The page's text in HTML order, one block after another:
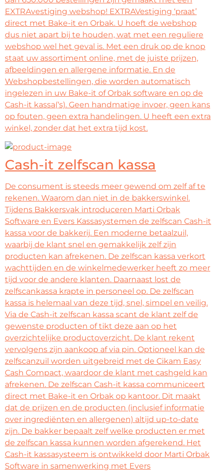
EXTRAvestiging webshop! EXTRAVestiging ‘praat’
direct met Bake-it en Orbak. U hoeft de webshop
dus niet apart bij te houden, wat met een reguliere
webshop wel het geval is. Met een druk op de knop
staat uw assortiment online, met de juiste prijzen,
afbeeldingen en allergene informatie. En de
Webshopbestellingen, die worden automatisch
ingelezen in uw Bake-it of Orbak software en op de
Cash-it kassa(‘s). Geen handmatige invoer, geen kans
op fouten, geen extra handelingen. U heeft een extra
winkel, zonder dat het extra tijd kost.
Cash-it zelfscan kassa
De consument is steeds meer gewend om zelf af te
rekenen. Waarom dan niet in de bakkerswinkel.
Tijdens Bakkersvak introduceren Marti Orbak
Software en Evers Kassasystemen de zelfscan Cash-it
kassa voor de bakkerij. Een moderne betaalzuil,
waarbij de klant snel en gemakkelijk zelf zijn
producten kan afrekenen. De zelfscan kassa verkort
wachttijden en de winkelmedewerker heeft zo meer
tijd voor de andere klanten. Daarnaast lost de
zelfscankassa krapte in personeel op. De zelfscan
kassa is helemaal van deze tijd, snel, simpel en veilig.
Via de Cash-it zelfscan kassa scant de klant zelf de
gewenste producten of tikt deze aan op het
overzichtelijke productoverzicht. De klant rekent
vervolgens zijn aankoop af via pin. Optioneel kan de
zelfscanzuil worden uitgebreid met de Cikam Easy
Cash Compact, waardoor de klant met cashgeld kan
afrekenen. De zelfscan Cash-it kassa communiceert
direct met Bake-it en Orbak op kantoor. Dit maakt
dat de prijzen en de producten (inclusief informatie
over ingrediënten en allergenen) altijd up-to-date
zijn. De bakker bepaalt zelf welke producten er met
de zelfscan kassa kunnen worden afgerekend. Het
Cash-it kassasysteem is ontwikkeld door Marti Orbak
Software in samenwerking met Evers